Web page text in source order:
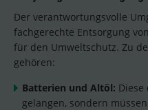
Der verantwortungsvolle
fachgerechte Entsorgung
für den Umweltschutz. Zu
gehören:
Batterien und Altöl:
gelangen, sondern